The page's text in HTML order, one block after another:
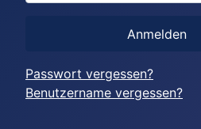
Anmelden
Passwort vergessen?
Benutzername vergessen?